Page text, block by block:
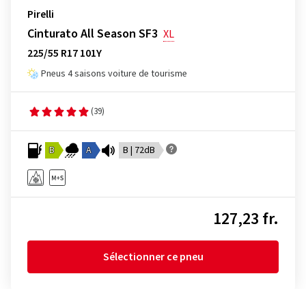
Pirelli
Cinturato All Season SF3 XL
225/55 R17 101Y
Pneus 4 saisons voiture de tourisme
(39)
B A B | 72dB
127,23 fr.
Sélectionner ce pneu